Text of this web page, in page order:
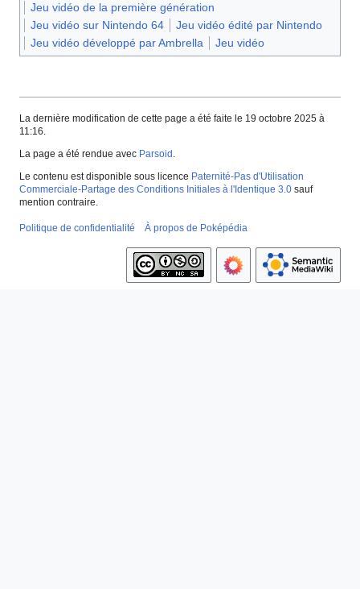
Jeu vidéo de la première génération
Jeu vidéo sur Nintendo 64
Jeu vidéo édité par Nintendo
Jeu vidéo développé par Ambrella
Jeu vidéo
La dernière modification de cette page a été faite le 19 octobre 2025 à
11:16.
La page a été rendue avec Parsoid
Le contenu est disponible sous licence Paternité-Pas d'Utilisation
Commerciale-Partage des Conditions Initiales à l'Identique 3.0 sauf
mention contraire.
Politique de confidentialité À propos de Poképédia